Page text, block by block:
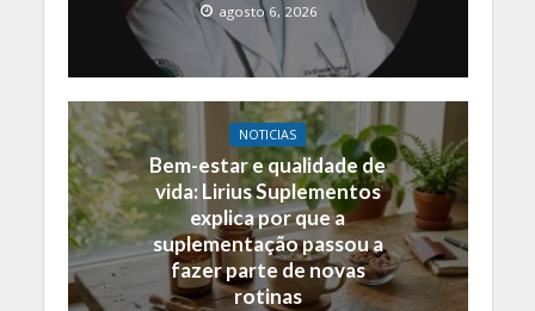
agosto 6, 2026
NOTICIAS
Bem-estar e qualidade de
vida: Lirius Suplementos
explica por que a
suplementação passou a
fazer parte de novas
rotinas